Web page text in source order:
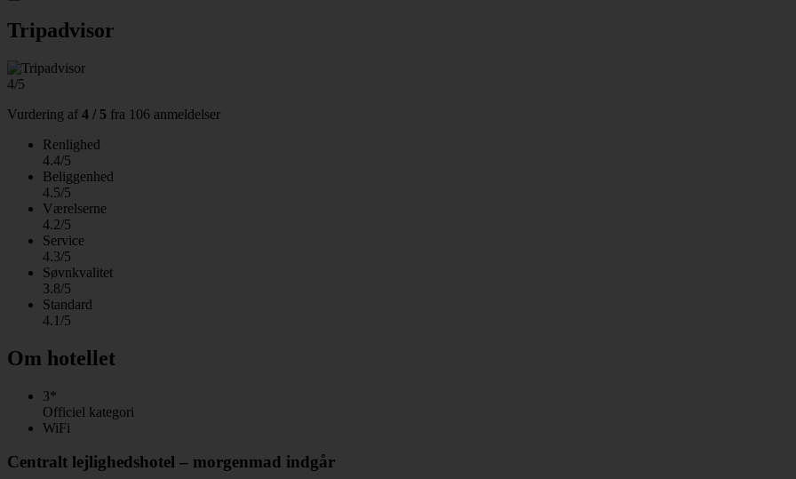
Tripadvisor
4/5
Vurdering af 4 / 5 fra 106 anmeldelser
Renlighed
4.4/5
Beliggenhed
4.5/5
Værelserne
4.2/5
Service
4.3/5
Søvnkvalitet
3.8/5
Standard
4.1/5
Om hotellet
3*
Officiel kategori
WiFi
Centralt lejlighedshotel – morgenmad indgår